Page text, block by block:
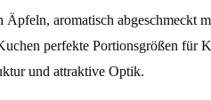
aromatisch
perfekte Portionsgrößen
und attraktive Optik.